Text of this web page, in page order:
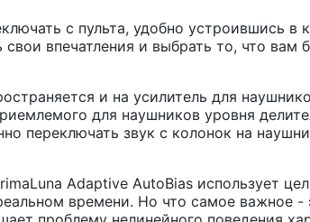
с пульта, удобно устроившись в
впечатления и выбрать то, что вам
и на усилитель для
для наушников уровня
переключать звук с колонок на
Adaptive AutoBias использует
времени. Но что самое важное -